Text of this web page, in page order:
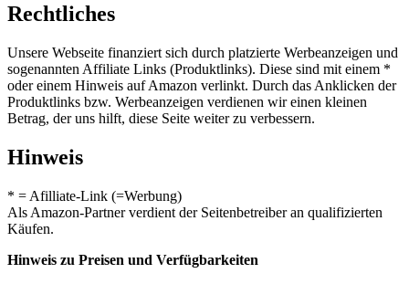
Rechtliches
Unsere Webseite finanziert sich durch platzierte Werbeanzeigen und
sogenannten Affiliate Links (Produktlinks). Diese sind mit einem *
oder einem Hinweis auf Amazon verlinkt. Durch das Anklicken der
Produktlinks bzw. Werbeanzeigen verdienen wir einen kleinen
Betrag, der uns hilft, diese Seite weiter zu verbessern.
Hinweis
* = Afilliate-Link (=Werbung)
Als Amazon-Partner verdient der Seitenbetreiber an qualifizierten
Käufen.
Hinweis zu Preisen und Verfügbarkeiten